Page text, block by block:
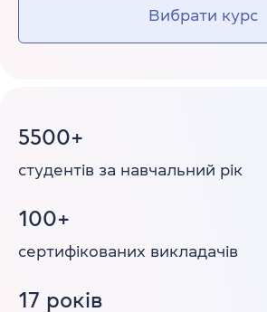
Вибрати курс
5500+
студентів за навчальний рік
100+
сертифікованих викладачів
17 років